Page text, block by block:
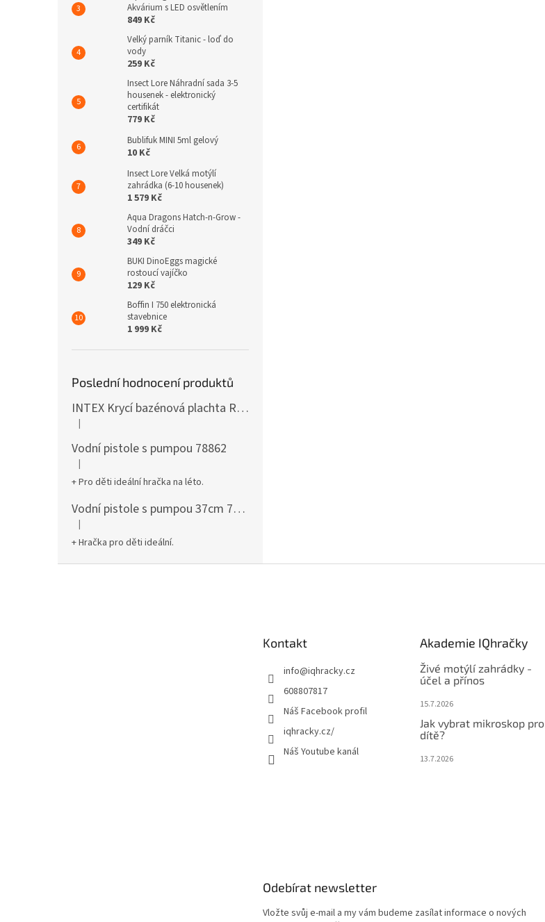
Akvárium s LED osvětlením
849 Kč
Velký parník Titanic - loď do
vody
259 Kč
Insect Lore Náhradní sada 3-5
housenek - elektronický
certifikát
779 Kč
Bublifuk MINI 5ml gelový
10 Kč
Insect Lore Velká motýlí
zahrádka (6-10 housenek)
1 579 Kč
Aqua Dragons Hatch-n-Grow -
Vodní dráčci
349 Kč
BUKI DinoEggs magické
rostoucí vajíčko
129 Kč
Boffin I 750 elektronická
stavebnice
1 999 Kč
Poslední hodnocení produktů
INTEX Krycí bazénová plachta Round 305cm 28030
Hodnocení produktu je 5 z 5 hvězdiček.
|
Vodní pistole s pumpou 78862
Hodnocení produktu je 5 z 5 hvězdiček.
|
+ Pro děti ideální hračka na léto.
Vodní pistole s pumpou 37cm 78961
Hodnocení produktu je 5 z 5 hvězdiček.
|
+ Hračka pro děti ideální.
Kontakt
info@iqhracky.cz
608807817
Náš Facebook profil
iqhracky.cz/
Náš Youtube kanál
Akademie IQhračky
Živé motýlí zahrádky -
účel a přínos
15.7.2026
Jak vybrat mikroskop pro
dítě?
13.7.2026
Odebírat newsletter
Vložte svůj e-mail a my vám budeme zasílat informace o nových